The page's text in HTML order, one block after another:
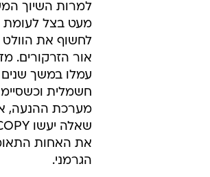
למרות השיוך
מעט בצל לעומת
לחשוף את
אור הזרקורים.
עמלו במשך שנים
חשמלית
מערכת ההנעה,
את האחות
הגרמני.